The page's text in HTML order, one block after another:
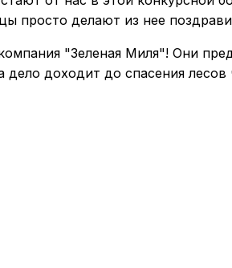
просто делают из нее
"Зеленая Миля"! Они
дело доходит до спасения